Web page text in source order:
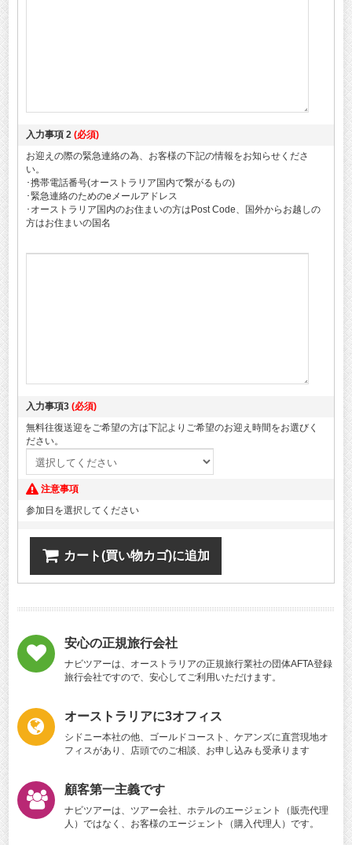
入力事項 2 (必須)
お迎えの際の緊急連絡の為、お客様の下記の情報をお知らせくださ
い。
･携帯電話番号(オーストラリア国内で繋がるもの)
･緊急連絡のためのeメールアドレス
･オーストラリア国内のお住まいの方はPost Code、国外からお越しの
方はお住まいの国名
入力事項3 (必須)
無料往復送迎をご希望の方は下記よりご希望のお迎え時間をお選びく
ださい。
注意事項
参加日を選択してください
カート(買い物カゴ)に追加
安心の正規旅行会社
ナビツアーは、オーストラリアの正規旅行業社の団体AFTA登録
旅行会社ですので、安心してご利用いただけます。
オーストラリアに3オフィス
シドニー本社の他、ゴールドコースト、ケアンズに直営現地オ
フィスがあり、店頭でのご相談、お申し込みも受承ります
顧客第一主義です
ナビツアーは、ツアー会社、ホテルのエージェント（販売代理
人）ではなく、お客様のエージェント（購入代理人）です。